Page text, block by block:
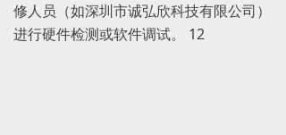
修人员（如深圳市诚弘欣科技有限公司）
进行硬件检测或软件调试。 ‌12